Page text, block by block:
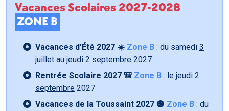
Vacances Scolaires 2027-2028
ZONE B
Vacances d’Été 2027 ☀️ Zone B : du samedi 3
juillet au jeudi 2 septembre 2027
Rentrée Scolaire 2027 🎒 Zone B : le jeudi 2
septembre 2027
Vacances de la Toussaint 2027 🎃 Zone B : du